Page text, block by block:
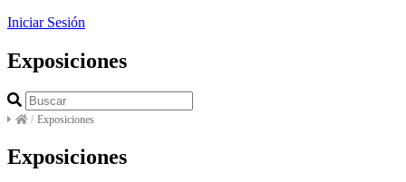
Iniciar Sesión
Exposiciones
/ Exposiciones
Exposiciones